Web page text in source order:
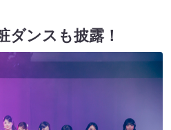
ダンスも披露！